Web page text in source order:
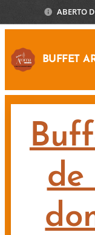
ABERTO
BUFFET
de